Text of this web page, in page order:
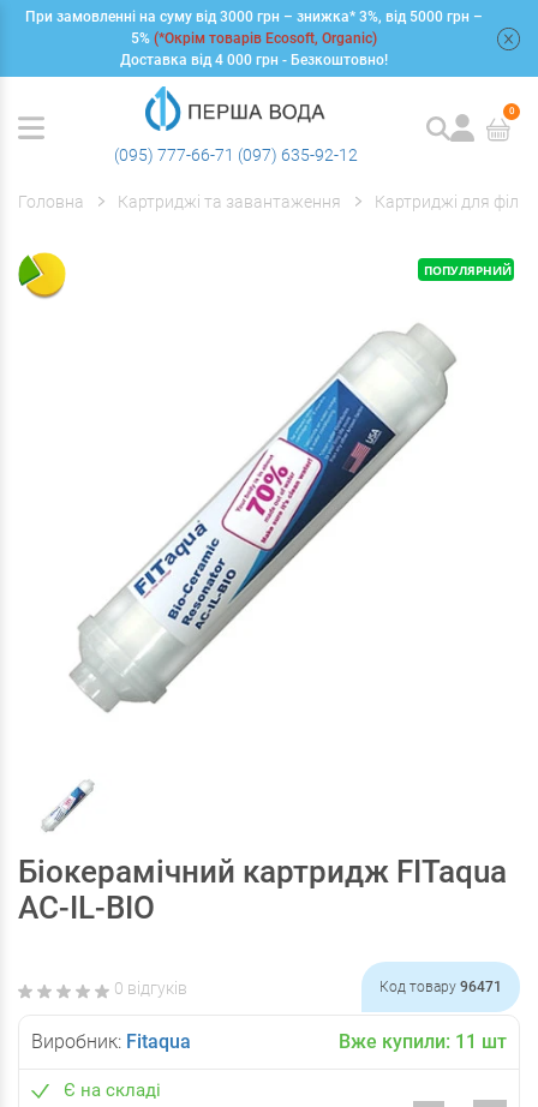
При замовленні на суму від 3000 грн – знижка* 3%, від 5000 грн –
5% (*Окрім товарів Ecosoft, Organic)
Доставка від 4 000 грн - Безкоштовно!
(095) 777-66-71 (097) 635-92-12
0
Головна Картриджі та завантаження Картриджі для
ПОПУЛЯРНИЙ
Біокерамічний картридж FITaqua
AC-IL-BIO
0 відгуків Код товару 96471
Виробник: Fitaqua Вже купили: 11 шт
Є на складі